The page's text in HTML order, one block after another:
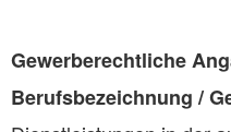
Gewerberechtliche
Berufsbezeichnung /